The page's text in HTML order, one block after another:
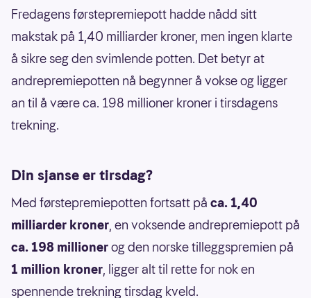
Fredagens førstepremiepott hadde nådd sitt
makstak på 1,40 milliarder kroner, men ingen klarte
å sikre seg den svimlende potten. Det betyr at
andrepremiepotten nå begynner å vokse og ligger
an til å være ca. 198 millioner kroner i tirsdagens
trekning.
Din sjanse er tirsdag?
Med førstepremiepotten fortsatt på ca. 1,40
milliarder kroner, en voksende andrepremiepott på
ca. 198 millionerog den norske tilleggspremien på
1 million kroner, ligger alt til rette for nok en
spennende trekning tirsdag kveld.